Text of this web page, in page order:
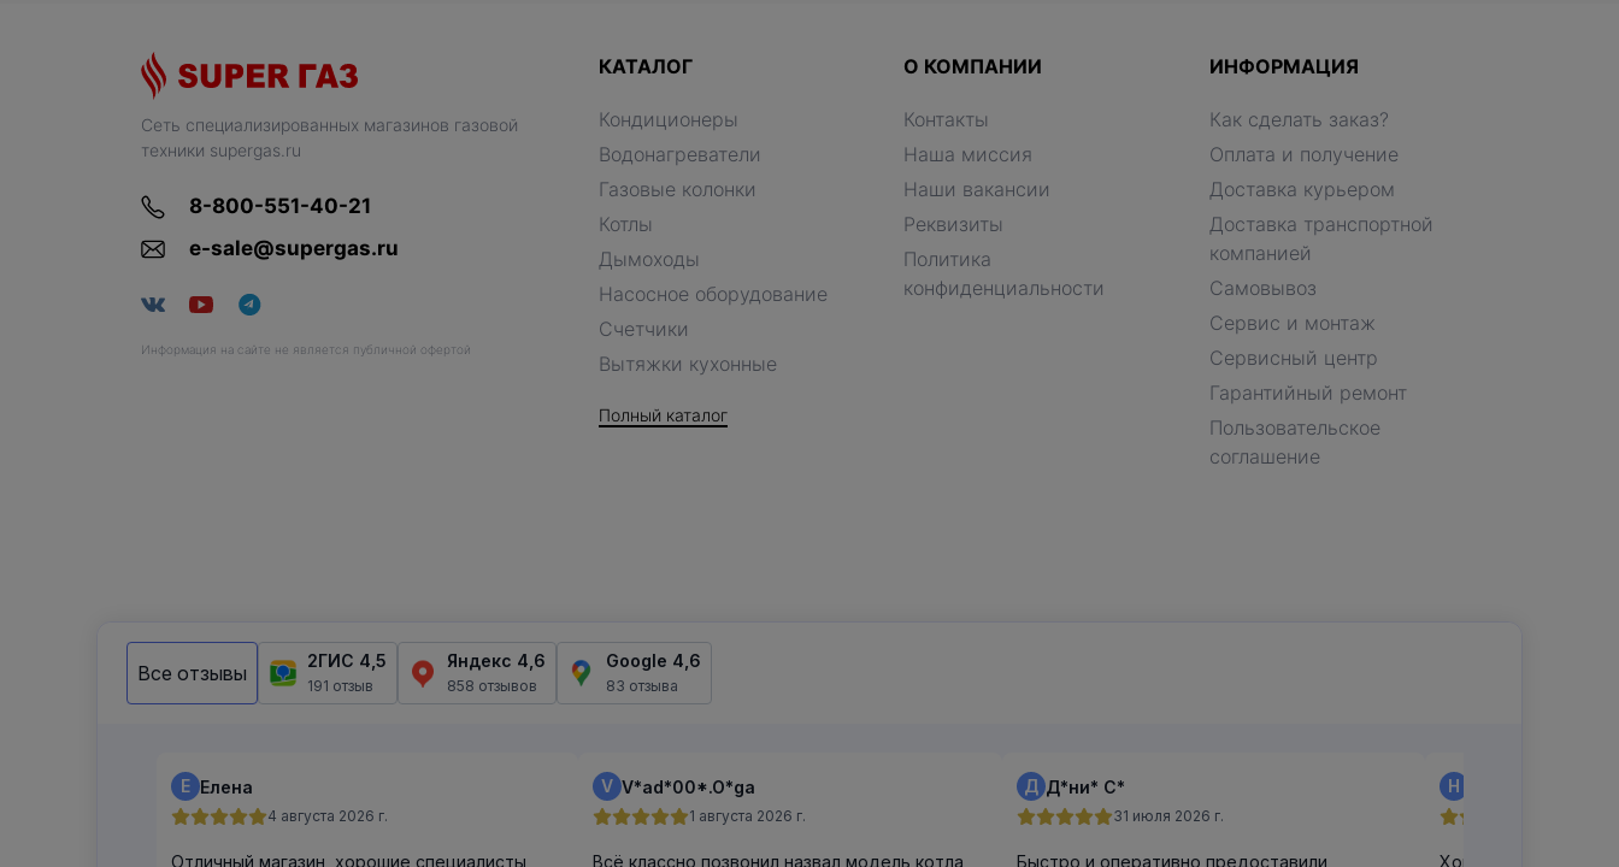
Сеть специализированных магазинов газовой
техники supergas.ru
8-800-551-40-21
e-sale@supergas.ru
Информация на сайте не является публичной офертой
КАТАЛОГ
Кондиционеры
Водонагреватели
Газовые колонки
Котлы
Дымоходы
Насосное оборудование
Счетчики
Вытяжки кухонные
Полный каталог
О КОМПАНИИ
Контакты
Наша миссия
Наши вакансии
Реквизиты
Политика
конфиденциальности
ИНФОРМАЦИЯ
Как сделать заказ?
Оплата и получение
Доставка курьером
Доставка транспортной
компанией
Самовывоз
Сервис и монтаж
Сервисный центр
Гарантийный ремонт
Пользовательское
соглашение